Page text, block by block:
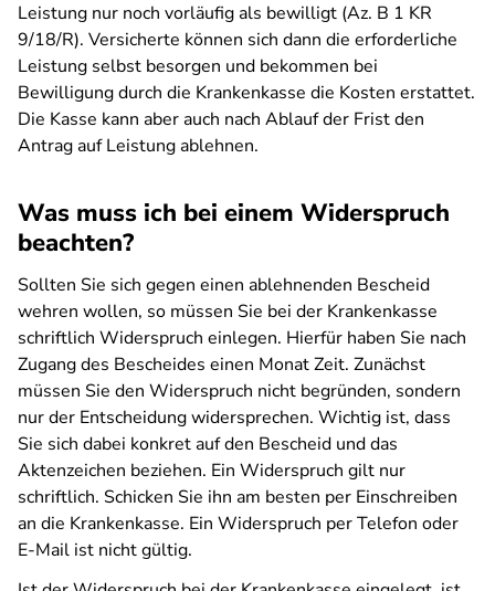
Leistung nur noch vorläufig als bewilligt (Az. B 1 KR
9/18/R). Versicherte können sich dann die erforderliche
Leistung selbst besorgen und bekommen bei
Bewilligung durch die Krankenkasse die Kosten erstattet.
Die Kasse kann aber auch nach Ablauf der Frist den
Antrag auf Leistung ablehnen.
Was muss ich bei einem Widerspruch
beachten?
Sollten Sie sich gegen einen ablehnenden Bescheid
wehren wollen, so müssen Sie bei der Krankenkasse
schriftlich Widerspruch einlegen. Hierfür haben Sie nach
Zugang des Bescheides einen Monat Zeit. Zunächst
müssen Sie den Widerspruch nicht begründen, sondern
nur der Entscheidung widersprechen. Wichtig ist, dass
Sie sich dabei konkret auf den Bescheid und das
Aktenzeichen beziehen. Ein Widerspruch gilt nur
schriftlich. Schicken Sie ihn am besten per Einschreiben
an die Krankenkasse. Ein Widerspruch per Telefon oder
E-Mail ist nicht gültig.